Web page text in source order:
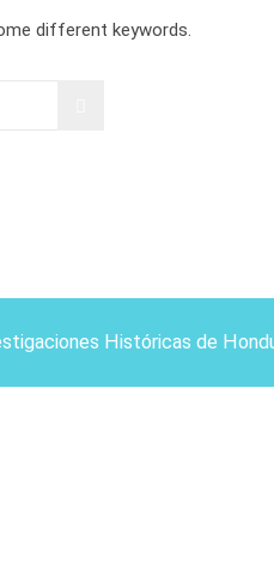
different keywords.
Históricas de